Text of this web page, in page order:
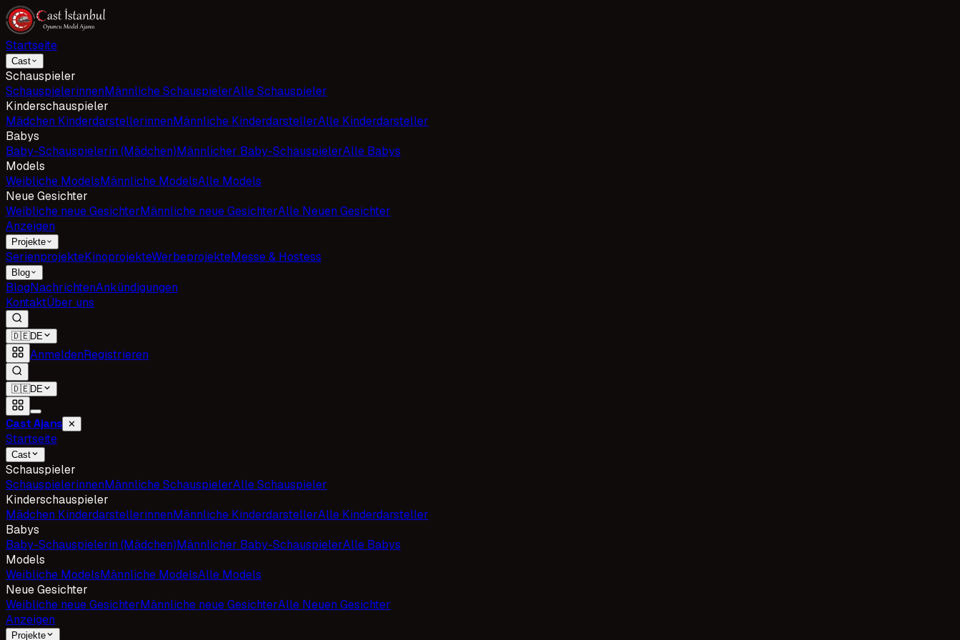
Startseite
Cast
Schauspieler
SchauspielerinnenMännliche SchauspielerAlle Schauspieler
Kinderschauspieler
Mädchen KinderdarstellerinnenMännliche KinderdarstellerAlle Kinderdarsteller
Babys
Baby-Schauspielerin (Mädchen)Männlicher Baby-SchauspielerAlle Babys
Models
Weibliche ModelsMännliche ModelsAlle Models
Neue Gesichter
Weibliche neue GesichterMännliche neue GesichterAlle Neuen Gesichter
Anzeigen
Projekte
SerienprojekteKinoprojekteWerbeprojekteMesse & Hostess
Blog
BlogNachrichtenAnkündigungen
KontaktÜber uns
🇩🇪DE
AnmeldenRegistrieren
🇩🇪DE
Cast Ajans ✕
Startseite
Cast
Schauspieler
SchauspielerinnenMännliche SchauspielerAlle Schauspieler
Kinderschauspieler
Mädchen KinderdarstellerinnenMännliche KinderdarstellerAlle Kinderdarsteller
Babys
Baby-Schauspielerin (Mädchen)Männlicher Baby-SchauspielerAlle Babys
Models
Weibliche ModelsMännliche ModelsAlle Models
Neue Gesichter
Weibliche neue GesichterMännliche neue GesichterAlle Neuen Gesichter
Anzeigen
Projekte